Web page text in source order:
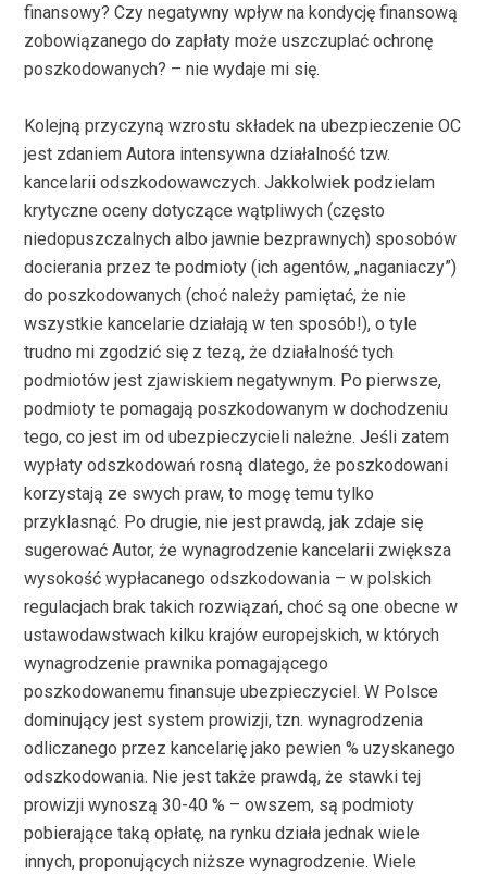
finansowy? Czy negatywny wpływ na kondycję finansową
zobowiązanego do zapłaty może uszczuplać ochronę
poszkodowanych? – nie wydaje mi się.
Kolejną przyczyną wzrostu składek na ubezpieczenie OC
jest zdaniem Autora intensywna działalność tzw.
kancelarii odszkodowawczych. Jakkolwiek podzielam
krytyczne oceny dotyczące wątpliwych (często
niedopuszczalnych albo jawnie bezprawnych) sposobów
docierania przez te podmioty (ich agentów, „naganiaczy”)
do poszkodowanych (choć należy pamiętać, że nie
wszystkie kancelarie działają w ten sposób!), o tyle
trudno mi zgodzić się z tezą, że działalność tych
podmiotów jest zjawiskiem negatywnym. Po pierwsze,
podmioty te pomagają poszkodowanym w dochodzeniu
tego, co jest im od ubezpieczycieli należne. Jeśli zatem
wypłaty odszkodowań rosną dlatego, że poszkodowani
korzystają ze swych praw, to mogę temu tylko
przyklasnąć. Po drugie, nie jest prawdą, jak zdaje się
sugerować Autor, że wynagrodzenie kancelarii zwiększa
wysokość wypłacanego odszkodowania – w polskich
regulacjach brak takich rozwiązań, choć są one obecne w
ustawodawstwach kilku krajów europejskich, w których
wynagrodzenie prawnika pomagającego
poszkodowanemu finansuje ubezpieczyciel. W Polsce
dominujący jest system prowizji, tzn. wynagrodzenia
odliczanego przez kancelarię jako pewien % uzyskanego
odszkodowania. Nie jest także prawdą, że stawki tej
prowizji wynoszą 30-40 % – owszem, są podmioty
pobierające taką opłatę, na rynku działa jednak wiele
innych, proponujących niższe wynagrodzenie. Wiele